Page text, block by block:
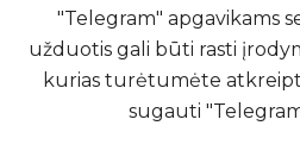
"Telegram" apgavikams
užduotis gali būti rasti
kurias turėtumėte
sugauti